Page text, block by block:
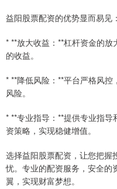
益阳股票配资的优势显而易见：
* **放大收益：**杠杆资金的
的收益。
* **降低风险：**平台严格风
风险。
* **专业指导：**提供专业指
资策略，实现稳健增值。
选择益阳股票配资，让您把握
忧。专业的配资服务，安全的
翼，实现财富梦想。